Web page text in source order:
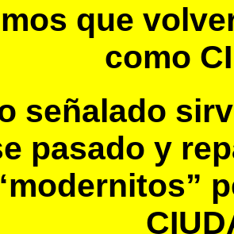
que
como
señalado
pasado y